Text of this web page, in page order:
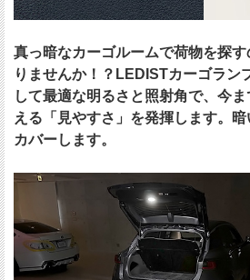
真っ暗なカーゴルームで荷物を探
りませんか！？LEDISTカーゴラン
して最適な明るさと照射角で、今
える「見やすさ」を発揮します。
カバーします。